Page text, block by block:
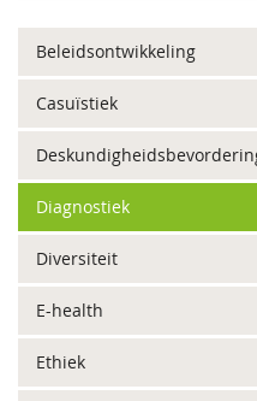
Beleidsontwikkeling
Casuïstiek
Diagnostiek
Diversiteit
E-health
Ethiek